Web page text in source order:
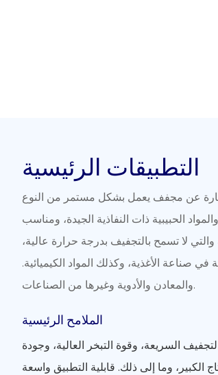
التطبيقات الرئيسية
عن مجفف يعمل بشكل مستمر من النوع
الحبيبية ذات النفاذية الجيدة، ومناسب
لا تسمح بالتجفيف بدرجة حرارة عالية،
صناعة الأغذية، وكذلك المواد الكيميائية.
والمعادن والأدوية وغيرها من الصناعات.
الملامح الرئيسية
السريعة، وقوة التبخر العالية، وجودة
الكبير، وما إلى ذلك. قابلية التطبيق واسعة